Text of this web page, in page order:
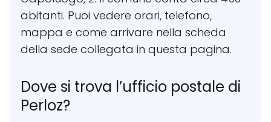
abitanti. Puoi vedere orari, telefono,
mappa e come arrivare nella scheda
della sede collegata in questa pagina.
Dove si trova l’ufficio postale di
Perloz?